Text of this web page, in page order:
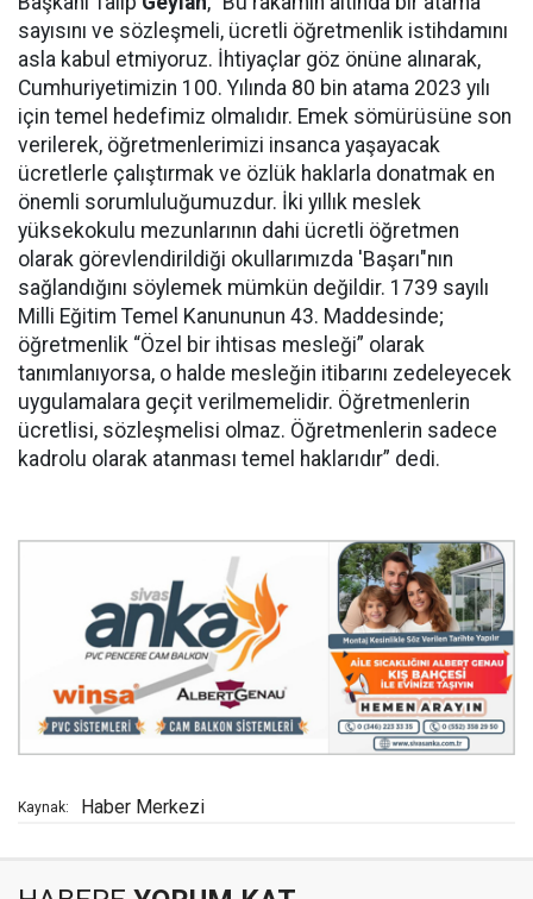
sayısını ve sözleşmeli, ücretli öğretmenlik istihdamını
asla kabul etmiyoruz. İhtiyaçlar göz önüne alınarak,
Cumhuriyetimizin 100. Yılında 80 bin atama 2023 yılı
için temel hedefimiz olmalıdır. Emek sömürüsüne son
verilerek, öğretmenlerimizi insanca yaşayacak
ücretlerle çalıştırmak ve özlük haklarla donatmak en
önemli sorumluluğumuzdur. İki yıllık meslek
yüksekokulu mezunlarının dahi ücretli öğretmen
olarak görevlendirildiği okullarımızda 'Başarı"nın
sağlandığını söylemek mümkün değildir. 1739 sayılı
Milli Eğitim Temel Kanununun 43. Maddesinde;
öğretmenlik “Özel bir ihtisas mesleği” olarak
tanımlanıyorsa, o halde mesleğin itibarını zedeleyecek
uygulamalara geçit verilmemelidir. Öğretmenlerin
ücretlisi, sözleşmelisi olmaz. Öğretmenlerin sadece
kadrolu olarak atanması temel haklarıdır” dedi.
Kaynak: Haber Merkezi